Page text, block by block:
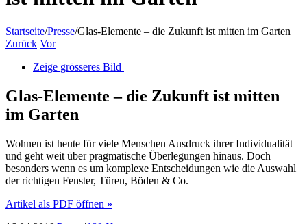
Startseite/Presse/Glas-Elemente – die Zukunft ist mitten im Garten
Zurück Vor
Zeige grösseres Bild
Glas-Elemente – die Zukunft ist mitten
im Garten
Wohnen ist heute für viele Menschen Ausdruck ihrer Individualität
und geht weit über pragmatische Überlegungen hinaus. Doch
besonders wenn es um komplexe Entscheidungen wie die Auswahl
der richtigen Fenster, Türen, Böden & Co.
Artikel als PDF öffnen »